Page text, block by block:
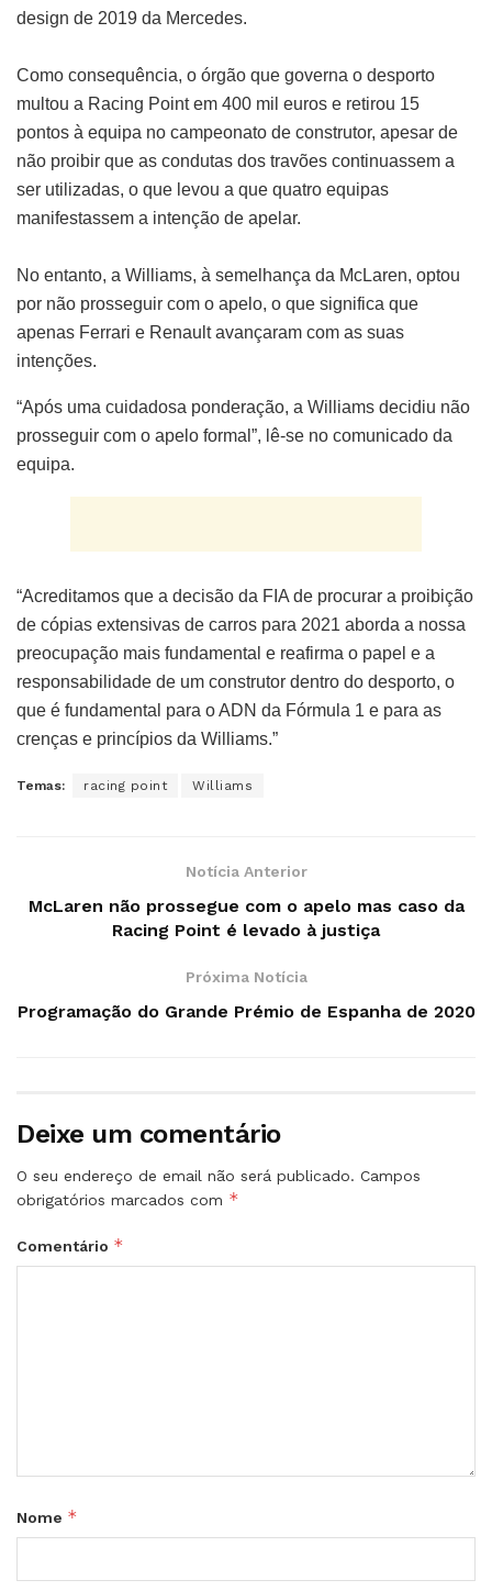
design de 2019 da Mercedes.
Como consequência, o órgão que governa o desporto
multou a Racing Point em 400 mil euros e retirou 15
pontos à equipa no campeonato de construtor, apesar de
não proibir que as condutas dos travões continuassem a
ser utilizadas, o que levou a que quatro equipas
manifestassem a intenção de apelar.
No entanto, a Williams, à semelhança da McLaren, optou
por não prosseguir com o apelo, o que significa que
apenas Ferrari e Renault avançaram com as suas
intenções.
“Após uma cuidadosa ponderação, a Williams decidiu não
prosseguir com o apelo formal”, lê-se no comunicado da
equipa.
“Acreditamos que a decisão da FIA de procurar a proibição
de cópias extensivas de carros para 2021 aborda a nossa
preocupação mais fundamental e reafirma o papel e a
responsabilidade de um construtor dentro do desporto, o
que é fundamental para o ADN da Fórmula 1 e para as
crenças e princípios da Williams.”
Temas: racing point Williams
Notícia Anterior
McLaren não prossegue com o apelo mas caso da
Racing Point é levado à justiça
Próxima Notícia
Programação do Grande Prémio de Espanha de 2020
Deixe um comentário
O seu endereço de email não será publicado. Campos
obrigatórios marcados com *
Comentário *
Nome *